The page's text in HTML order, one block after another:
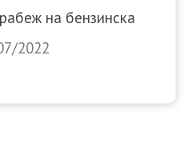
на бензинска
2022